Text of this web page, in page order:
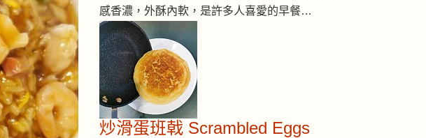
感香濃，外酥內軟，是許多人喜愛的早餐…
炒滑蛋班戟 Scrambled Eggs